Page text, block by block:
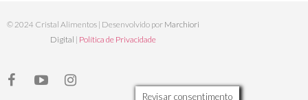
© 2024 Cristal Alimentos | Desenvolvido por Marchiori
Digital | Política de Privacidade
Revisar consentimento